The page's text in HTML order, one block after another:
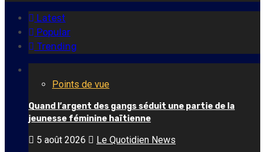
Latest
Popular
Trending
Points de vue
Quand l’argent des gangs séduit une partie de la
jeunesse féminine haïtienne
5 août 2026 Le Quotidien News